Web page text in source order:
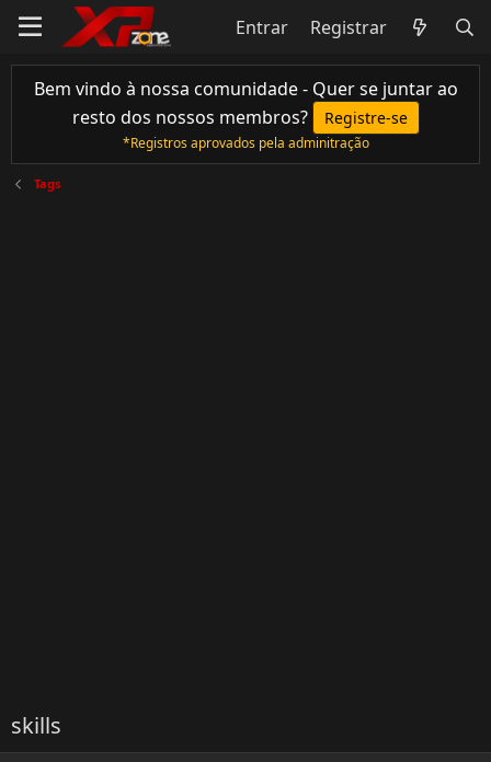
Entrar Registrar
Bem vindo à nossa comunidade - Quer se juntar ao
resto dos nossos membros?
Registre-se
*Registros aprovados pela adminitração
Tags
skills